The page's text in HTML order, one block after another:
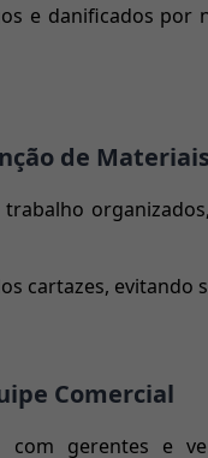
e danificados por
de
cartazes,
Comercial
com gerentes e